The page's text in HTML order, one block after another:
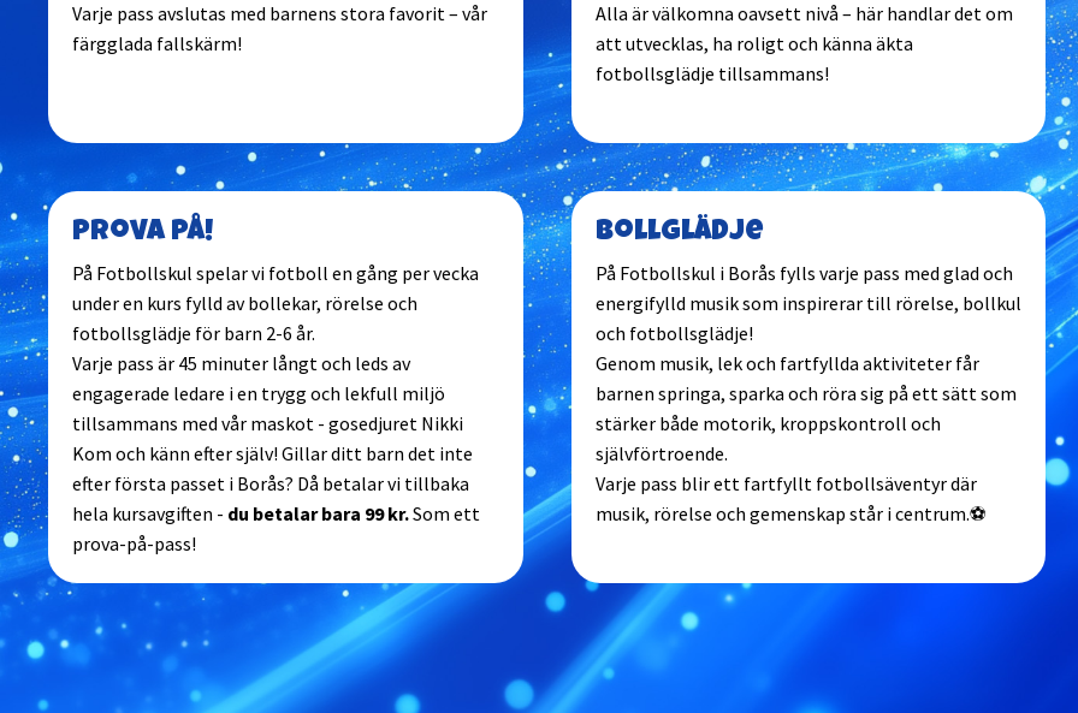
Varje pass avslutas med barnens stora favorit – vår
färgglada fallskärm!
Alla är välkomna oavsett nivå – här handlar det om
att utvecklas, ha roligt och känna äkta
fotbollsglädje tillsammans!
Prova på!
På Fotbollskul spelar vi fotboll en gång per vecka
under en kurs fylld av bollekar, rörelse och
fotbollsglädje för barn 2-6 år.
Varje pass är 45 minuter långt och leds av
engagerade ledare i en trygg och lekfull miljö
tillsammans med vår maskot - gosedjuret Nikki
Kom och känn efter själv! Gillar ditt barn det inte
efter första passet i Borås? Då betalar vi tillbaka
hela kursavgiften - du betalar bara 99 kr.Som ett
prova-på-pass!
Bollglädje
På Fotbollskul i Borås fylls varje pass med glad och
energifylld musik som inspirerar till rörelse, bollkul
och fotbollsglädje!
Genom musik, lek och fartfyllda aktiviteter får
barnen springa, sparka och röra sig på ett sätt som
stärker både motorik, kroppskontroll och
självförtroende.
Varje pass blir ett fartfyllt fotbollsäventyr där
musik, rörelse och gemenskap står i centrum.⚽